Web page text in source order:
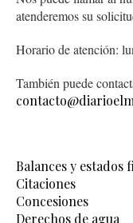
atenderemos su
Horario de atención:
También puede
Balances y estados
Citaciones
Concesiones
Derechos de agua